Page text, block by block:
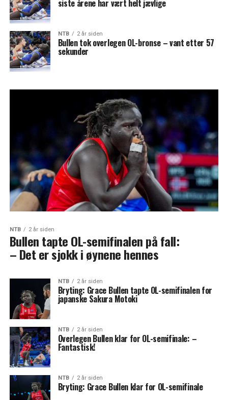
siste årene har vært helt jævlige
NTB 2 år siden
Bullen tok overlegen OL-bronse – vant etter 57
sekunder
NTB 2 år siden
Bullen tapte OL-semifinalen på fall:
– Det er sjokk i øynene hennes
NTB 2 år siden
Bryting: Grace Bullen tapte OL-semifinalen for
japanske Sakura Motoki
NTB 2 år siden
Overlegen Bullen klar for OL-semifinale: –
Fantastisk!
NTB 2 år siden
Bryting: Grace Bullen klar for OL-semifinale